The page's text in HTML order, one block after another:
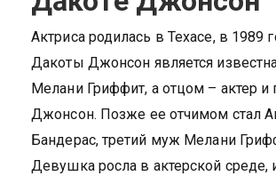
Актриса родилась в Техасе, в 1989
Дакоты Джонсон является
Мелани Гриффит, а отцом – актер
Джонсон. Позже ее отчимом стал
Бандерас, третий муж Мелани
Девушка росла в актерской среде,